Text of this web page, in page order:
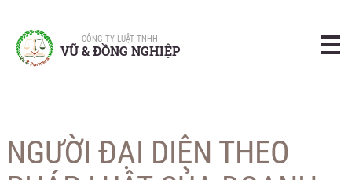
CÔNG TY LUẬT TNHH
VŨ & ĐỒNG NGHIỆP
NGƯỜI ĐẠI DIỆN THEO